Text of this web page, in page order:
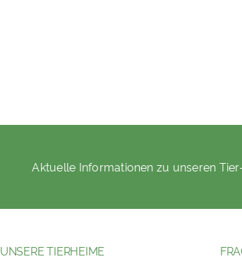
Aktuelle Informationen zu unseren
UNSERE TIERHEIME